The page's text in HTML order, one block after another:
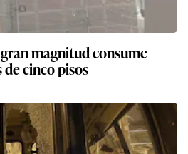
magnitud consume
cinco pisos